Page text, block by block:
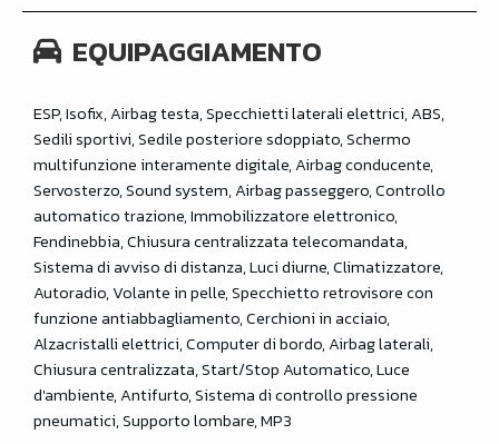
EQUIPAGGIAMENTO
ESP, Isofix, Airbag testa, Specchietti laterali elettrici, ABS,
Sedili sportivi, Sedile posteriore sdoppiato, Schermo
multifunzione interamente digitale, Airbag conducente,
Servosterzo, Sound system, Airbag passeggero, Controllo
automatico trazione, Immobilizzatore elettronico,
Fendinebbia, Chiusura centralizzata telecomandata,
Sistema di avviso di distanza, Luci diurne, Climatizzatore,
Autoradio, Volante in pelle, Specchietto retrovisore con
funzione antiabbagliamento, Cerchioni in acciaio,
Alzacristalli elettrici, Computer di bordo, Airbag laterali,
Chiusura centralizzata, Start/Stop Automatico, Luce
d'ambiente, Antifurto, Sistema di controllo pressione
pneumatici, Supporto lombare, MP3